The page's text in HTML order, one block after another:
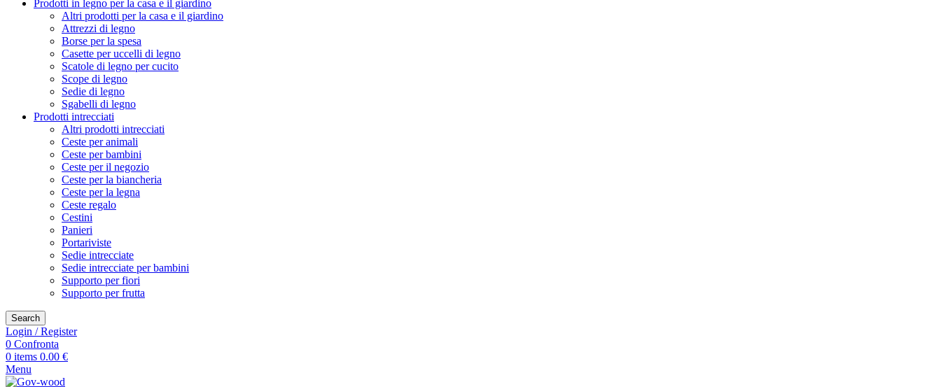
Prodotti in legno per la casa e il giardino
Altri prodotti per la casa e il giardino
Attrezzi di legno
Borse per la spesa
Casette per uccelli di legno
Scatole di legno per cucito
Scope di legno
Sedie di legno
Sgabelli di legno
Prodotti intrecciati
Altri prodotti intrecciati
Ceste per animali
Ceste per bambini
Ceste per il negozio
Ceste per la biancheria
Ceste per la legna
Ceste regalo
Cestini
Panieri
Portariviste
Sedie intrecciate
Sedie intrecciate per bambini
Supporto per fiori
Supporto per frutta
Search
Login / Register
0 Confronta
0 items 0.00 €
Menu